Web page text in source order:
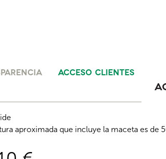
ACCESO CLIENTES
aproximada que incluye la maceta es de